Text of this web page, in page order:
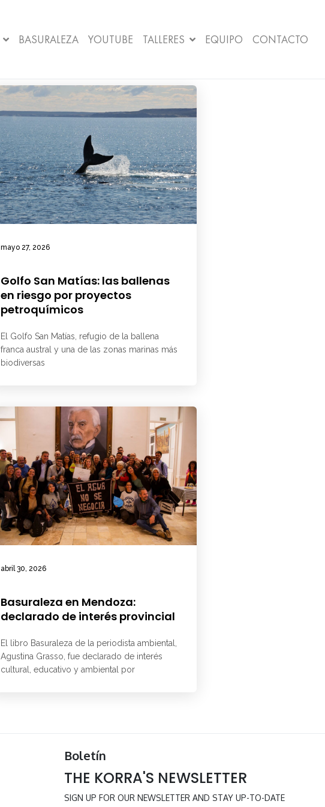
BASURALEZA YOUTUBE TALLERES EQUIPO CONTACTO
mayo 27, 2026
Golfo San Matías: las ballenas
en riesgo por proyectos
petroquímicos
El Golfo San Matías, refugio de la ballena
franca austral y una de las zonas marinas más
biodiversas
abril 30, 2026
Basuraleza en Mendoza:
declarado de interés provincial
El libro Basuraleza de la periodista ambiental,
Agustina Grasso, fue declarado de interés
cultural, educativo y ambiental por
Boletín
THE KORRA'S NEWSLETTER
SIGN UP FOR OUR NEWSLETTER AND STAY UP-TO-DATE